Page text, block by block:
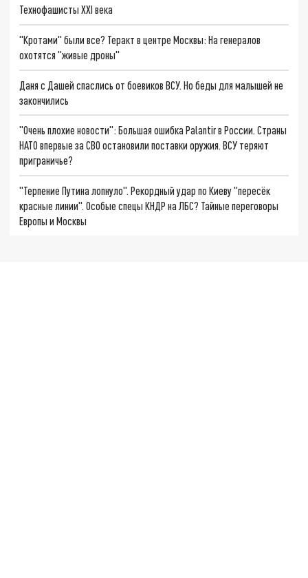
Технофашисты XXI века
"Кротами" были все? Теракт в центре Москвы: На генералов
охотятся "живые дроны"
Даня с Дашей спаслись от боевиков ВСУ. Но беды для малышей не
закончились
"Очень плохие новости": Большая ошибка Palantir в России. Страны
НАТО впервые за СВО остановили поставки оружия. ВСУ теряют
приграничье?
"Терпение Путина лопнуло". Рекордный удар по Киеву "пересёк
красные линии". Особые спецы КНДР на ЛБС? Тайные переговоры
Европы и Москвы